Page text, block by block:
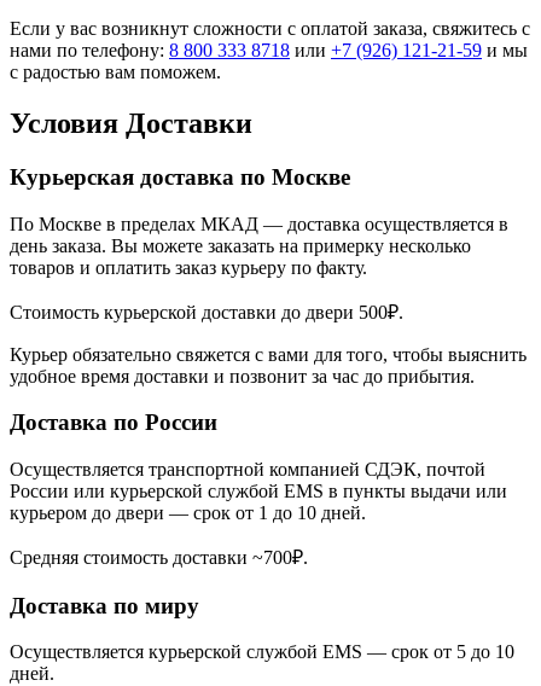
Если у вас возникнут сложности с оплатой заказа, свяжитесь с
нами по телефону: 8 800 333 8718 или +7 (926) 121-21-59 и мы
с радостью вам поможем.
Условия Доставки
Курьерская доставка по Москве
По Москве в пределах МКАД — доставка осуществляется в
день заказа. Вы можете заказать на примерку несколько
товаров и оплатить заказ курьеру по факту.
Стоимость курьерской доставки до двери 500₽.
Курьер обязательно свяжется с вами для того, чтобы выяснить
удобное время доставки и позвонит за час до прибытия.
Доставка по России
Осуществляется транспортной компанией СДЭК, почтой
России или курьерской службой EMS в пункты выдачи или
курьером до двери — срок от 1 до 10 дней.
Средняя стоимость доставки ~700₽.
Доставка по миру
Осуществляется курьерской службой EMS — срок от 5 до 10
дней.